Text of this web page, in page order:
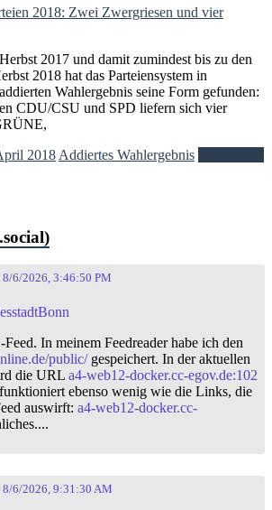
2017 und damit zumindest bis zu den
2018 hat das Parteiensystem in
Wahlergebnis seine Form gefunden:
CDU/CSU und SPD liefern sich vier
2018 Addiertes Wahlergebnis
8/6/2026, 3:46:50 PM
In meinem Feedreader habe ich den
public/gespeichert. In der aktuellen
die URL a4-web12-docker.cc-egov.de:102
ebenso wenig wie die Links, die
auswirft: a4-web12-docker.cc-
8/6/2026, 9:31:30 AM